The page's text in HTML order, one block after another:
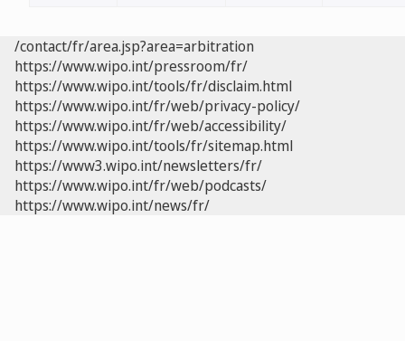
/contact/fr/area.jsp?area=arbitration
https://www.wipo.int/pressroom/fr/
https://www.wipo.int/tools/fr/disclaim.html
https://www.wipo.int/fr/web/privacy-policy/
https://www.wipo.int/fr/web/accessibility/
https://www.wipo.int/tools/fr/sitemap.html
https://www3.wipo.int/newsletters/fr/
https://www.wipo.int/fr/web/podcasts/
https://www.wipo.int/news/fr/